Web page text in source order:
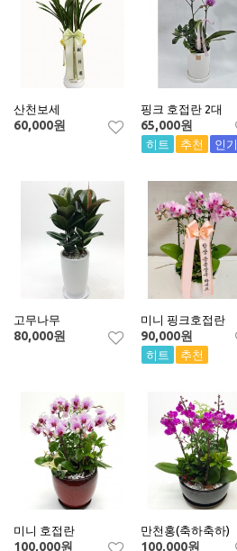
산천보세
60,000원
핑크 호접란 2대
65,000원
히트 추천 인기
고무나무
80,000원
미니 핑크호접란
90,000원
히트 추천
미니 호접란
100,000원
만천홍(축하축하)
100,000원